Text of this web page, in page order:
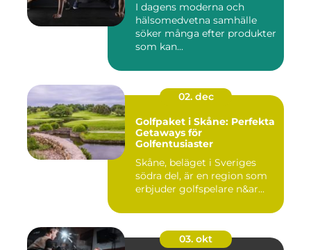
I dagens moderna och
hälsomedvetna samhälle
söker många efter produkter
som kan...
02. dec
Golfpaket i Skåne: Perfekta
Getaways för
Golfentusiaster
Skåne, beläget i Sveriges
södra del, är en region som
erbjuder golfspelare n&ar...
03. okt